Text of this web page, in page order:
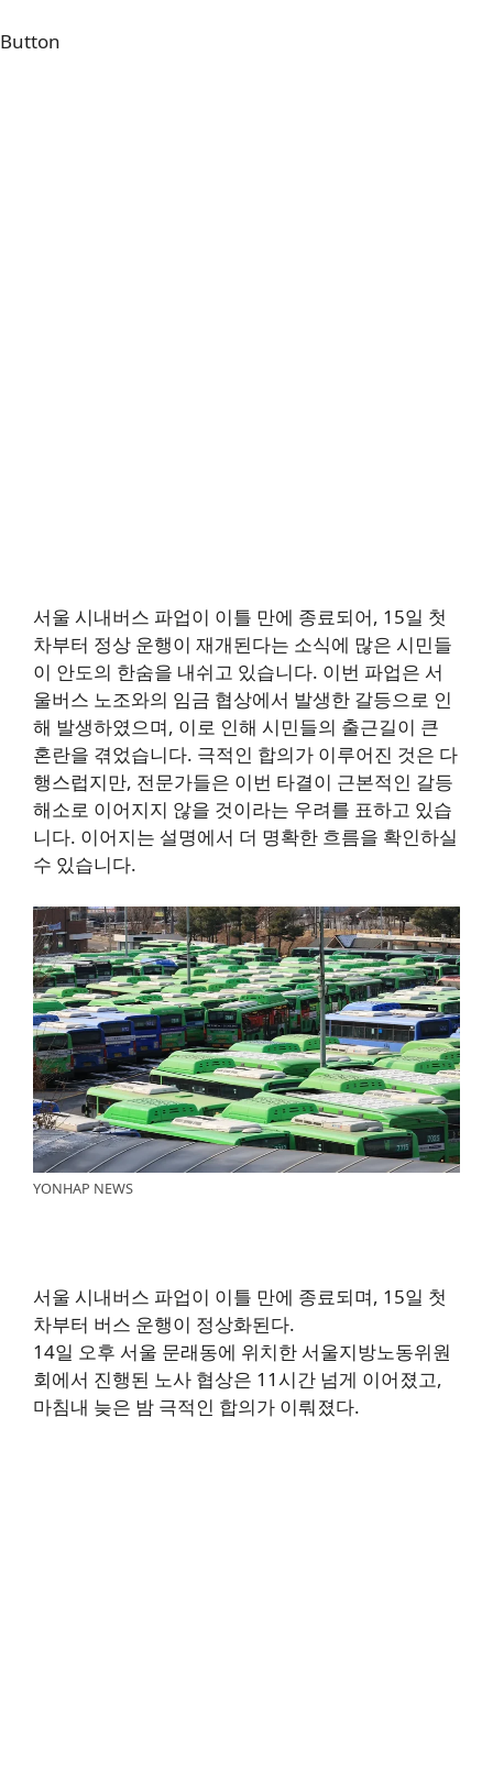
Button
서울 시내버스 파업이 이틀 만에 종료되어, 15일 첫
차부터 정상 운행이 재개된다는 소식에 많은 시민들
이 안도의 한숨을 내쉬고 있습니다. 이번 파업은 서
울버스 노조와의 임금 협상에서 발생한 갈등으로 인
해 발생하였으며, 이로 인해 시민들의 출근길이 큰
혼란을 겪었습니다. 극적인 합의가 이루어진 것은 다
행스럽지만, 전문가들은 이번 타결이 근본적인 갈등
해소로 이어지지 않을 것이라는 우려를 표하고 있습
니다. 이어지는 설명에서 더 명확한 흐름을 확인하실
수 있습니다.
YONHAP NEWS
서울 시내버스 파업이 이틀 만에 종료되며, 15일 첫
차부터 버스 운행이 정상화된다.
14일 오후 서울 문래동에 위치한 서울지방노동위원
회에서 진행된 노사 협상은 11시간 넘게 이어졌고,
마침내 늦은 밤 극적인 합의가 이뤄졌다.